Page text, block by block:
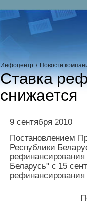
Инфоцентр / Новости
Ставка
снижается
9 сентября 2010
Постановлением
Республики
рефинансирования
Беларусь" с 15